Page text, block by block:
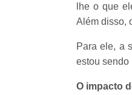
lhe o que
Além disso,
Para ele, a
estou sendo
O impacto